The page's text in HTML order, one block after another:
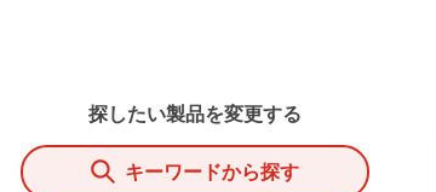
探したい製品を変更する
キーワードから探す